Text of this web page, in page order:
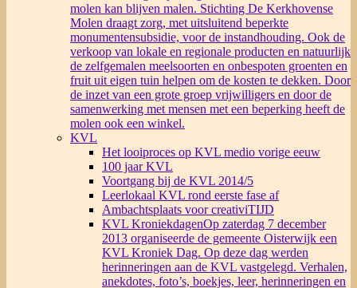
molen kan blijven malen. Stichting De Kerkhovense
Molen draagt zorg, met uitsluitend beperkte
monumentensubsidie, voor de instandhouding. Ook de
verkoop van lokale en regionale producten en natuurlijk
de zelfgemalen meelsoorten en onbespoten groenten en
fruit uit eigen tuin helpen om de kosten te dekken. Door
de inzet van een grote groep vrijwilligers en door de
samenwerking met mensen met een beperking heeft de
molen ook een winkel.
KVL
Het looiproces op KVL medio vorige eeuw
100 jaar KVL
Voortgang bij de KVL 2014/5
Leerlokaal KVL rond eerste fase af
Ambachtsplaats voor creativiTIJD
KVL KroniekdagenOp zaterdag 7 december
2013 organiseerde de gemeente Oisterwijk een
KVL Kroniek Dag. Op deze dag werden
herinneringen aan de KVL vastgelegd. Verhalen,
anekdotes, foto’s, boekjes, leer, herinneringen en